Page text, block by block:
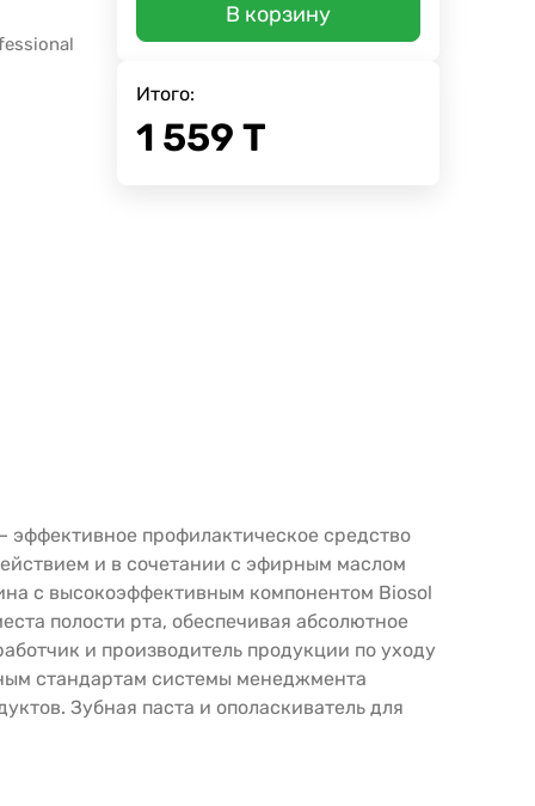
В корзину
Итого:
1 559 Т
эффективное профилактическое средство
и в сочетании с эфирным маслом
с высокоэффективным компонентом Biosol
полости рта, обеспечивая абсолютное
и производитель продукции по уходу
стандартам системы менеджмента
Зубная паста и ополаскиватель для